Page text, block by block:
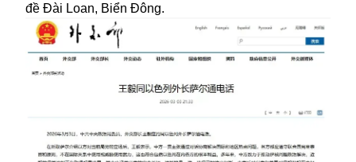
đề Đài Loan, Biển Đông.